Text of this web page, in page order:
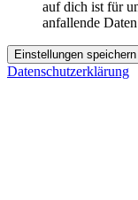
auf dich ist für
anfallende
Einstellungen speichern
Datenschutzerklärung